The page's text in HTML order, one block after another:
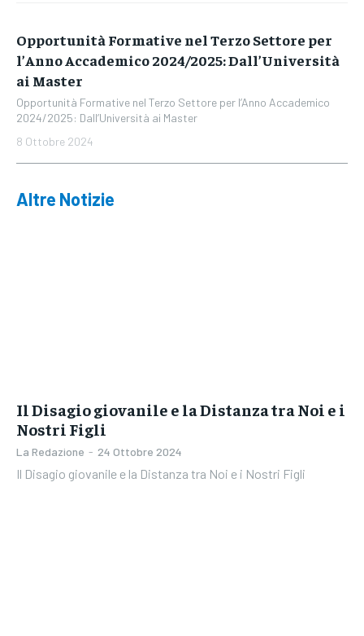
Opportunità Formative nel Terzo Settore per
l’Anno Accademico 2024/2025: Dall’Università
ai Master
Opportunità Formative nel Terzo Settore per l’Anno Accademico
2024/2025: Dall’Università ai Master
8 Ottobre 2024
Altre Notizie
Il Disagio giovanile e la Distanza tra Noi e i
Nostri Figli
La Redazione - 24 Ottobre 2024
Il Disagio giovanile e la Distanza tra Noi e i Nostri Figli